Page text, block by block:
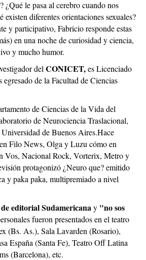
¿Qué le pasa al cerebro cuando nos
existen diferentes orientaciones sexuales?
y participativo, Fabricio responde estas
en una noche de curiosidad y ciencia,
y mucho humor.
del CONICET,es Licenciado
de la Facultad de Ciencias
de Ciencias de la Vida del
de Neurociencia Traslacional,
de Buenos Aires.Hace
Filo News, Olga y Luzu cómo en
Vos, Nacional Rock, Vorterix, Metro y
protagonizó ¿Neuro que? emitido
y paka paka, multipremiado a nivel
editorial Sudamericanay "no sos
fueron presentados en el teatro
(Bs. As.), Sala Lavarden (Rosario),
España (Santa Fe), Teatro Off Latina
(Barcelona), etc.